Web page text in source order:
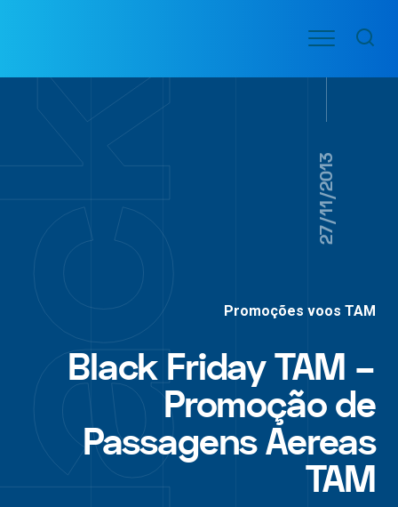
conteúdo
VOO
AÉREAS
Menu
27/11/2013
Promoções voos TAM
Black Friday TAM –
Promoção de
Passagens Aereas
TAM